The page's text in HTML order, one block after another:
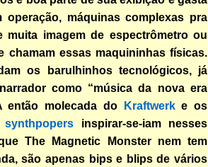
operação, máquinas complexas pra
muita imagem de espectrômetro ou
chamam essas maquininhas físicas.
os barulhinhos tecnológicos, já
como “música da nova era
então molecada do
Kraftwerke os
synthpopers inspirar-se-iam nesses
The Magnetic Monster nem tem
são apenas bips e blips de vários